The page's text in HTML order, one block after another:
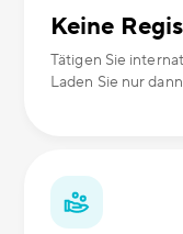
Keine
Tätigen Sie
Laden Sie nur